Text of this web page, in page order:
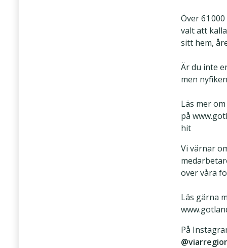
Över 61
valt att
sitt hem,
Är du inte
men
Läs mer
på
hit
Vi värnar
över våra
Läs gärna
På